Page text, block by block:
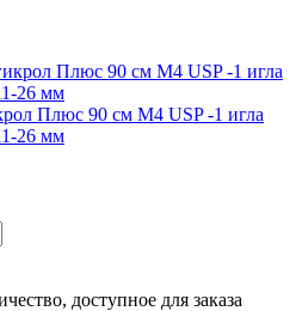
Плюс 90 см М4 USP -1 игла
26 мм
доступное для заказа